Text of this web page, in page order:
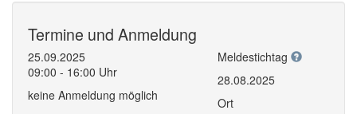
Termine und Anmeldung
25.09.2025
09:00 - 16:00 Uhr
keine Anmeldung möglich
Meldestichtag
28.08.2025
Ort